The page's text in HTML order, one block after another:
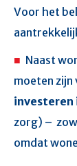
Voor het
Naast
moeten zijn
investeren
zorg) –
omdat